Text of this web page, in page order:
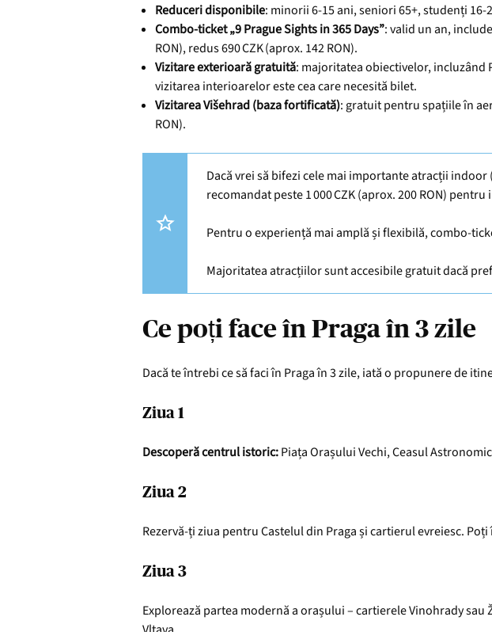
Reduceri disponibile: minorii 6‑15 ani, seniori 65+, studenți
Combo‑ticket „9 Prague Sights in 365 Days”: valid un an,
RON), redus 690 CZK (aprox. 142 RON).
Vizitare exterioară gratuită: majoritatea obiectivelor, incluzând
vizitarea interioarelor este cea care necesită bilet.
Vizitarea Višehrad (baza fortificată): gratuit pentru spațiile în
RON).
Dacă vrei să bifezi cele mai importante atracții
recomandat peste 1 000 CZK (aprox. 200 RON)
Pentru o experiență mai amplă și flexibilă,
Majoritatea atracțiilor sunt accesibile gratuit dacă
Ce poți face în Praga în 3 zile
Dacă te întrebi ce să faci în Praga în 3 zile, iată o propunere de
Ziua 1
Descoperă centrul istoric:Piața Orașului Vechi, Ceasul
Ziua 2
Rezervă-ți ziua pentru Castelul din Praga și cartierul evreiesc.
Ziua 3
Explorează partea modernă a orașului – cartierele Vinohrady